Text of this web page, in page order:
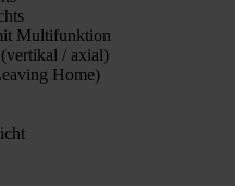
Mul­ti­funk­ti­on
/ axi­al)
Home)